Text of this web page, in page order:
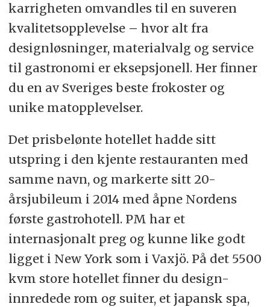
karrigheten omvandles til en suveren
kvalitetsopplevelse – hvor alt fra
designløsninger, materialvalg og service
til gastronomi er eksepsjonell. Her finner
du en av Sveriges beste frokoster og
unike matopplevelser.
Det prisbelønte hotellet hadde sitt
utspring i den kjente restauranten med
samme navn, og markerte sitt 20-
årsjubileum i 2014 med åpne Nordens
første gastrohotell. PM har et
internasjonalt preg og kunne like godt
ligget i New York som i Vaxjö. På det 5500
kvm store hotellet finner du design-
innredede rom og suiter, et japansk spa,